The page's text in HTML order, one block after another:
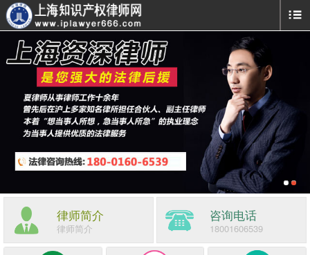
律师简介
律师简介
咨询电话
18001606539